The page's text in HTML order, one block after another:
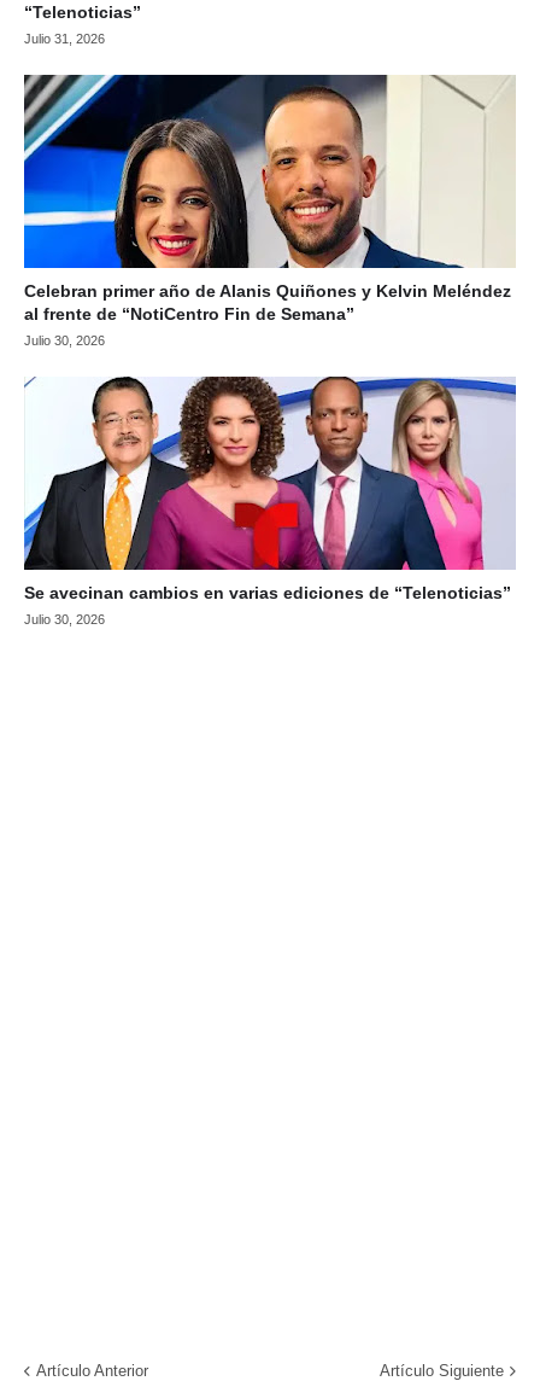
“Telenoticias”
Julio 31, 2026
Celebran primer año de Alanis Quiñones y Kelvin Meléndez
al frente de “NotiCentro Fin de Semana”
Julio 30, 2026
Se avecinan cambios en varias ediciones de “Telenoticias”
Julio 30, 2026
Artículo Anterior Artículo Siguiente